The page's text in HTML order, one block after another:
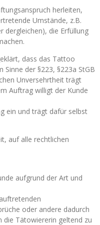
herleiten,
Umstände, z.B.
dergleichen), die Erfüllung
dass das Tattoo
der §223, §223a StGB
Unversehrtheit trägt
Auftrag willigt der Kunde
ein und trägt dafür selbst
alle rechtlichen
aufgrund der Art und
oder andere dadurch
die Tätowiererin geltend zu